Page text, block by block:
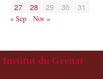
27
28 29 30 31
« Sep Nov »
Institut du Grenat